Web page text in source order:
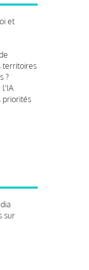
et
territoires
?
l'IA
priorités
sur